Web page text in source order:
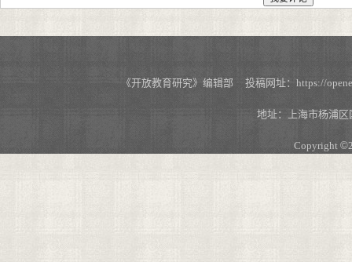
《开放教育研究》编辑部 投稿网址：https://
地址：上海市杨浦
Copyright ©